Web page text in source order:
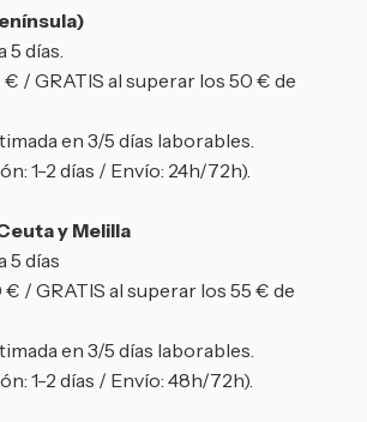
5 días.
€ / GRATIS al superar los 50 € de
en 3/5 días laborables.
1-2 días / Envío: 24h/72h).
y Melilla
5 días
€ / GRATIS al superar los 55 € de
en 3/5 días laborables.
1-2 días / Envío: 48h/72h).